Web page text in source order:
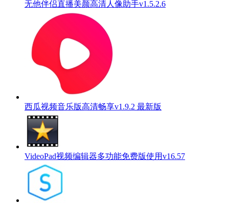
无他伴侣直播美颜高清人像助手v1.5.2.6
西瓜视频音乐版高清畅享v1.9.2 最新版
VideoPad视频编辑器多功能免费版使用v16.57